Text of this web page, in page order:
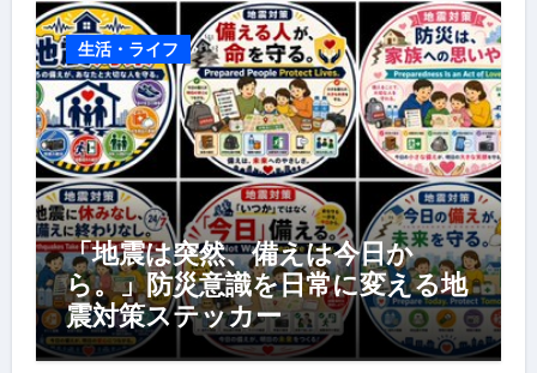
生活・ライフ
「地震は突然、備えは今日か
ら。」防災意識を日常に変える地
震対策ステッカー